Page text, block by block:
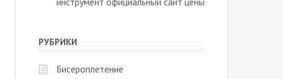
РУБРИКИ
Бисероплетение